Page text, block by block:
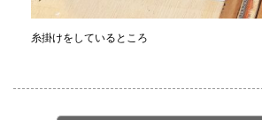
糸掛けをしているところ